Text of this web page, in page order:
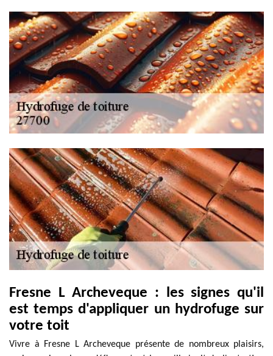
Fresne L Archeveque : les signes qu'il
est temps d'appliquer un hydrofuge sur
votre toit
Vivre à Fresne L Archeveque présente de nombreux plaisirs,